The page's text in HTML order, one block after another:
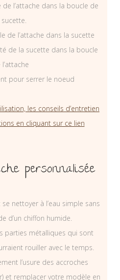
l’attache dans la boucle de
sucette.
de l’attache dans la sucette
de la sucette dans la boucle
l’attache
pour serrer le noeud
les conseils d’entretien
en cliquant sur ce lien
personnalisée
nettoyer à l’eau simple sans
d’un chiffon humide.
parties métalliques qui sont
rouiller avec le temps.
l’usure des accroches
et remplacer votre modèle en